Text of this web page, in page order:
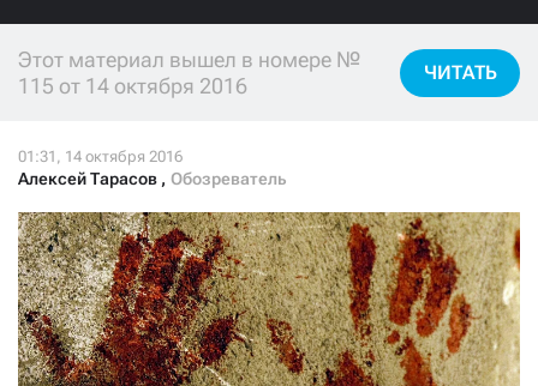
Этот материал вышел в номере №
115 от 14 октября 2016
ЧИТАТЬ
Алексей Тарасов , Обозреватель
500 300
Нажимая кнопку «Стать соучастником»,
я принимаю условия и подтверждаю свое гражданство РФ
СТАТЬ СОУЧАСТНИКОМ
ПОДЕЛИТЬСЯ С ДРУЗЬЯМИ
Если у вас есть вопросы, пишите donate@novayagazeta.ruили
звоните:
+7 (929) 612-03-68